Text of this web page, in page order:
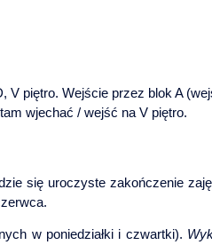
V piętro. Wejście przez blok A
wjechać / wejść na V piętro.
się uroczyste zakończenie
w poniedziałki i czwartki).